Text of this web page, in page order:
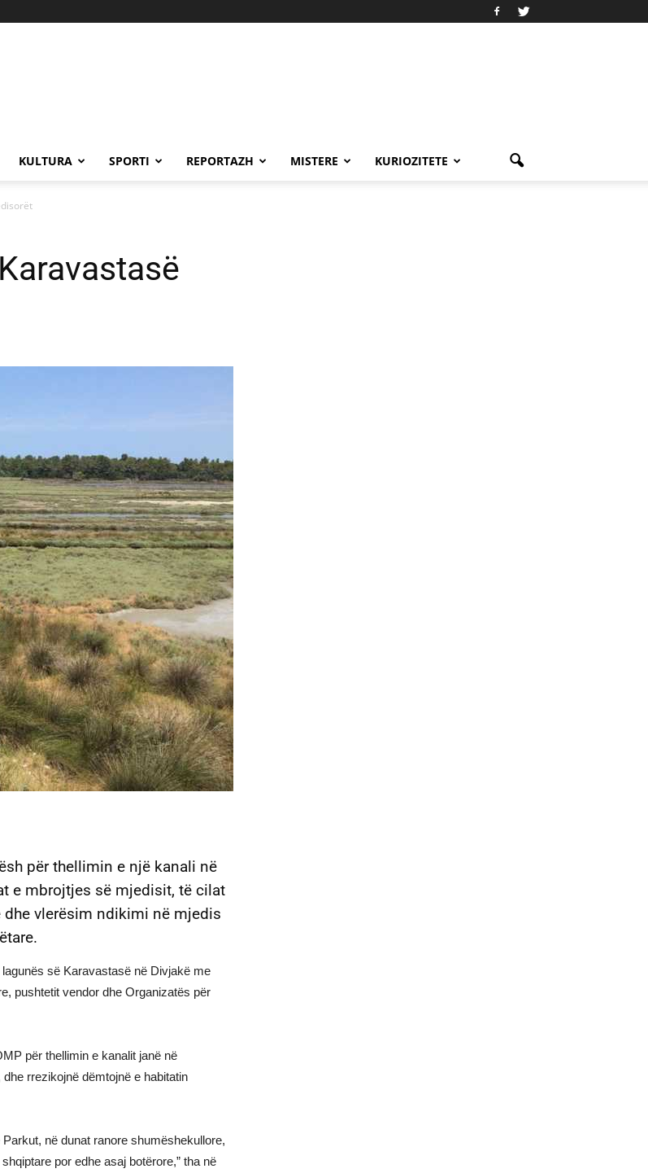
KULTURA SPORTI REPORTAZH MISTERE KURIOZITETE
për thellimin e një kanali në
e mbrojtjes së mjedisit, të cilat
dhe vlerësim ndikimi në mjedis
lagunës së Karavastasë në Divjakë me
pushtetit vendor dhe Organizatës për
për thellimin e kanalit janë në
rrezikojnë dëmtojnë e habitatin
në dunat ranore shumëshekullore,
por edhe asaj botërore,” tha në